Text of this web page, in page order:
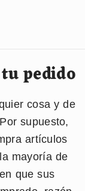
pedido
cosa y de
supuesto,
artículos
mayoría de
que sus